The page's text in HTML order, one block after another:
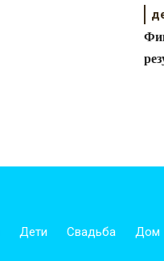
Дети Свадьба Дом